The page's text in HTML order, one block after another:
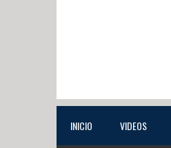
INICIO VIDEOS